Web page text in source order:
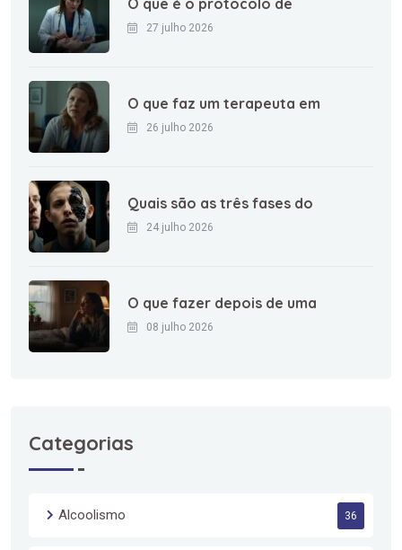
27 julho 2026
O que faz um terapeuta em
26 julho 2026
Quais são as três fases do
24 julho 2026
O que fazer depois de uma
08 julho 2026
Categorias
Alcoolismo 36